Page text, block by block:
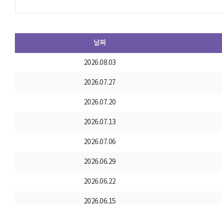
날짜
2026.08.03
2026.07.27
2026.07.20
2026.07.13
2026.07.06
2026.06.29
2026.06.22
2026.06.15